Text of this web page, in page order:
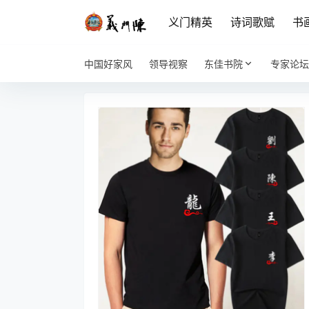
义门精英 诗词歌赋 书
中国好家风 领导视察 东佳书院 专家论坛